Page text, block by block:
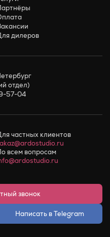
дилеров
отдел)
57-04
частных клиентов
всем вопросам
звонок
Написать в Telegram